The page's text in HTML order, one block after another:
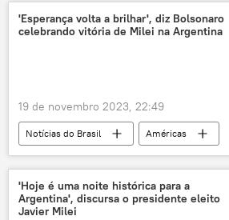
Dmitry Feoktistov
Federação da Rússia
Buenos Aires
BRICS
'Esperança volta a brilhar', diz Bolsonaro
celebrando vitória de Milei na Argentina
19 de novembro 2023, 22:49
Notícias do Brasil
Américas
Jair Bolsonaro
Argentina
América do Sul
Javier Milei
X
'Hoje é uma noite histórica para a
Argentina', discursa o presidente eleito
Javier Milei